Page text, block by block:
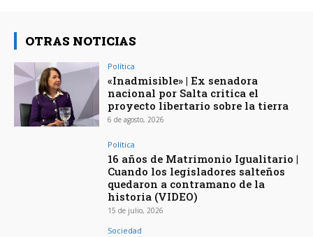
OTRAS NOTICIAS
Política
«Inadmisible» | Ex senadora
nacional por Salta critica el
proyecto libertario sobre la tierra
6 de agosto, 2026
Política
16 años de Matrimonio Igualitario |
Cuando los legisladores salteños
quedaron a contramano de la
historia (VIDEO)
15 de julio, 2026
Sociedad